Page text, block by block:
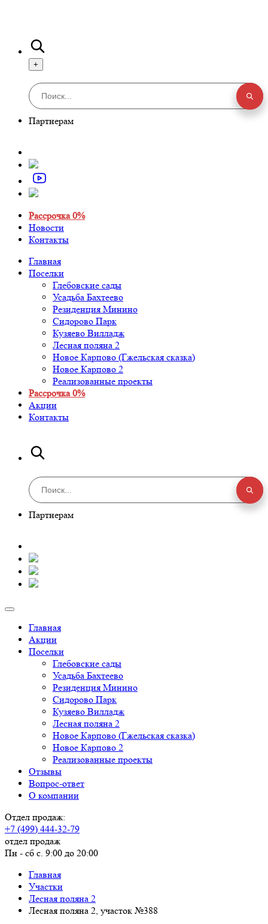
+
Партнерам
Рассрочка 0%
Новости
Контакты
Главная
Поселки
Глебовские сады
Усадьба Бахтеево
Резиденция Минино
Сидорово Парк
Кузяево Вилладж
Лесная поляна 2
Новое Карпово (Гжельская сказка)
Новое Карпово 2
Реализованные проекты
Рассрочка 0%
Акции
Контакты
Партнерам
Главная
Акции
Поселки
Глебовские сады
Усадьба Бахтеево
Резиденция Минино
Сидорово Парк
Кузяево Вилладж
Лесная поляна 2
Новое Карпово (Гжельская сказка)
Новое Карпово 2
Реализованные проекты
Отзывы
Вопрос-ответ
О компании
Отдел продаж:
+7 (499) 444-32-79
отдел продаж
Пн - сб с. 9:00 до 20:00
Главная
Участки
Лесная поляна 2
Лесная поляна 2, участок №388